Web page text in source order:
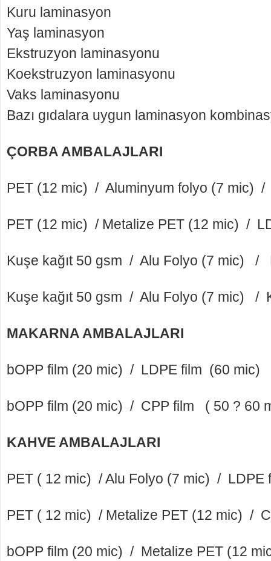
Kuru laminasyon
Yaş laminasyon
Ekstruzyon laminasyonu
Koekstruzyon laminasyonu
Vaks laminasyonu
Bazı gıdalara uygun laminasyon
ÇORBA AMBALAJLARI
PET (12 mic) / Aluminyum folyo (7 mic)
PET (12 mic) / Metalize PET (12 mic) /
Kuşe kağıt 50 gsm / Alu Folyo (7 mic) /
Kuşe kağıt 50 gsm / Alu Folyo (7 mic) /
MAKARNA AMBALAJLARI
bOPP film (20 mic) / LDPE film (60 mic)
bOPP film (20 mic) / CPP film ( 50 ? 60
KAHVE AMBALAJLARI
PET ( 12 mic) / Alu Folyo (7 mic) / LDPE
PET ( 12 mic) / Metalize PET (12 mic) /
bOPP film (20 mic) / Metalize PET (12